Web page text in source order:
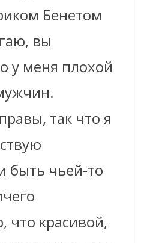
Бенетом
вы
у меня плохой
так что я
быть чьей-то
что красивой,